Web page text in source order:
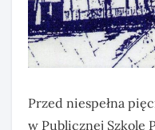
Przed niespełna
w Publicznej Szkole